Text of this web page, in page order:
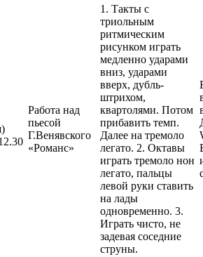
Работа над
пьесой
Г.Венявского
«Романс»
1. Такты с
триольным
ритмическим
рисунком играть
медленно ударами
вниз, ударами
вверх, дубль-
штрихом,
квартолями. Потом
прибавить темп.
Далее на тремоло
легато. 2. Октавы
играть тремоло нон
легато, пальцы
левой руки ставить
на лады
одновременно. 3.
Играть чисто, не
задевая соседние
струны.